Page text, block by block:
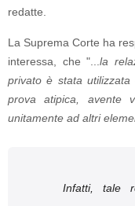
redatte.
La Suprema Corte ha
interessa, che "...la
privato è stata
prova atipica, avente
unitamente ad altri
Infatti, tale